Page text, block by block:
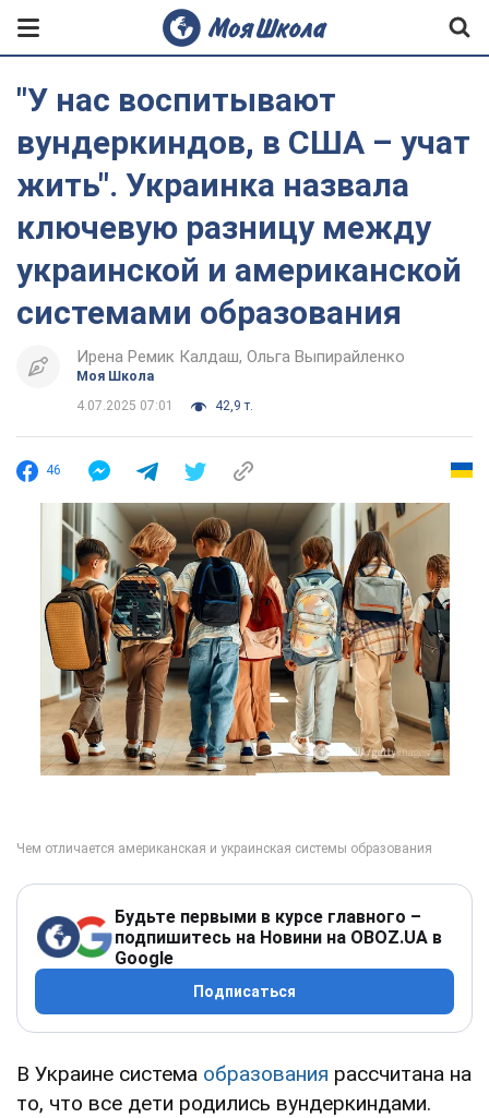
"У нас воспитывают
вундеркиндов, в США – учат
жить". Украинка назвала
ключевую разницу между
украинской и американской
системами образования
Ирена Ремик Калдаш Ольга Выпирайленко
Моя Школа
4.07.2025 07:01
42,9 т.
46
Будьте первыми в курсе главного –
подпишитесь на Новини на OBOZ.UA в
Google
Подписаться
В Украине система образования рассчитана на
то, что все дети родились вундеркиндами.